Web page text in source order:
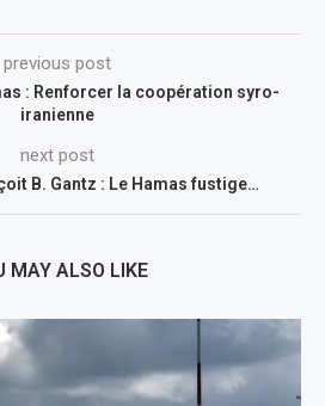
previous post
: Renforcer la coopération syro-
iranienne
next post
B. Gantz : Le Hamas fustige…
MAY ALSO LIKE